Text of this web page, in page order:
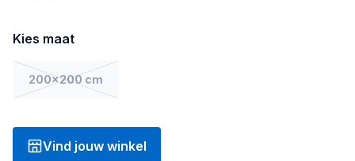
Kies maat
200x200 cm
Vind jouw winkel